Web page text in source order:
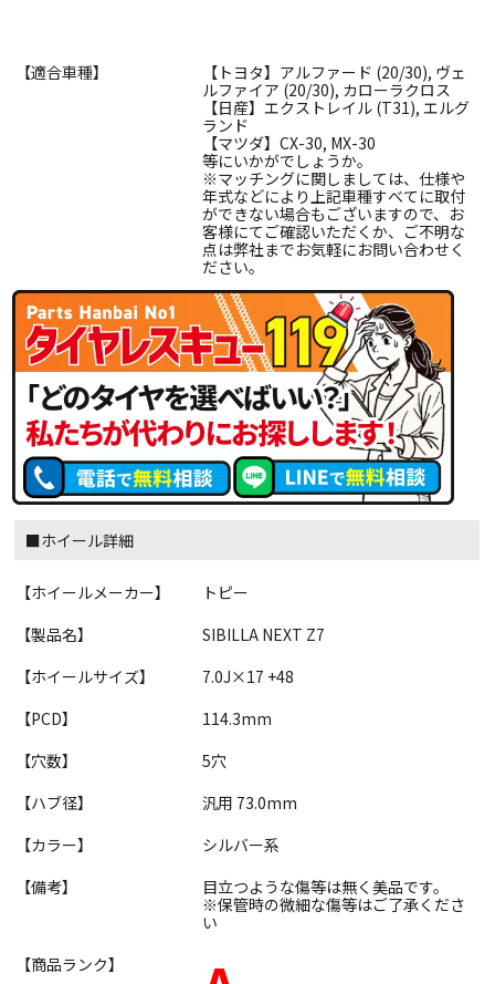
【適合車種】
【トヨタ】アルファード (20/30), ヴェ
ルファイア (20/30), カローラクロス
【日産】エクストレイル (T31), エルグ
ランド
【マツダ】CX-30, MX-30
等にいかがでしょうか。
※マッチングに関しましては、仕様や
年式などにより上記車種すべてに取付
ができない場合もございますので、お
客様にてご確認いただくか、ご不明な
点は弊社までお気軽にお問い合わせく
ださい。
■ホイール詳細
【ホイールメーカー】
トピー
【製品名】
SIBILLA NEXT Z7
【ホイールサイズ】
7.0J×17 +48
【PCD】
114.3mm
【穴数】
5穴
【ハブ径】
汎用 73.0mm
【カラー】
シルバー系
【備考】
目立つような傷等は無く美品です。
※保管時の微細な傷等はご了承くださ
い
【商品ランク】